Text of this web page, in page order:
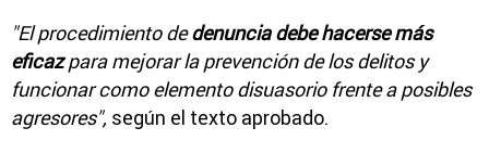
"El procedimiento dedenuncia debe hacerse más
eficazpara mejorar la prevención de los delitos y
funcionar como elemento disuasorio frente a posibles
agresores", según el texto aprobado.